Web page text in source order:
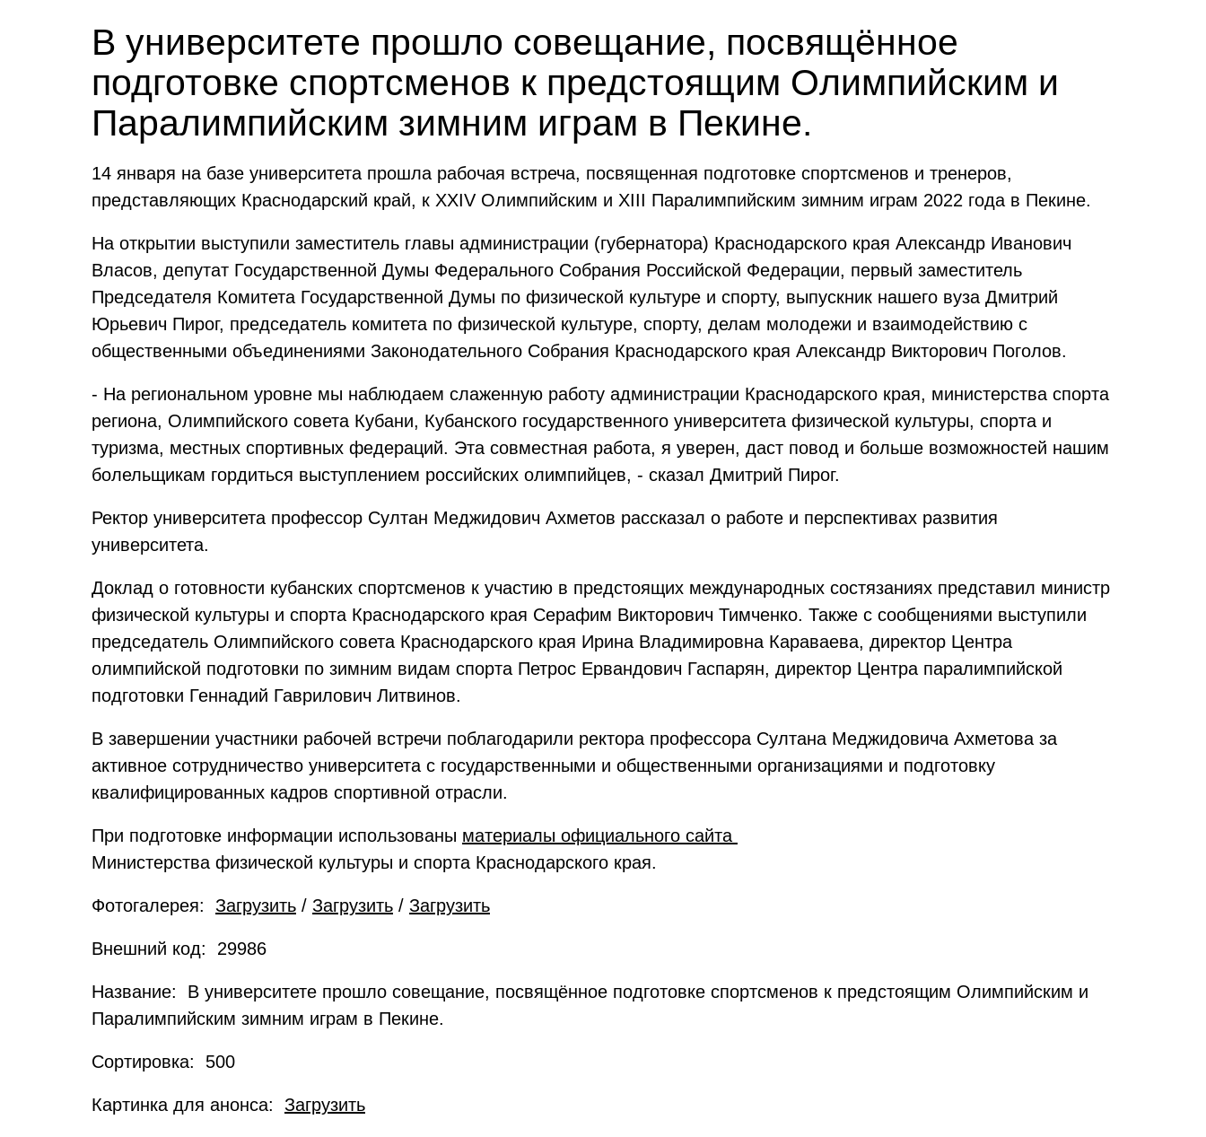
В университете прошло совещание, посвящённое
подготовке спортсменов к предстоящим Олимпийским и
Паралимпийским зимним играм в Пекине.
14 января на базе университета прошла рабочая встреча, посвященная подготовке спортсменов и тренеров,
представляющих Краснодарский край, к XXIV Олимпийским и XIII Паралимпийским зимним играм 2022 года в Пекине.
На открытии выступили заместитель главы администрации (губернатора) Краснодарского края Александр Иванович
Власов, депутат Государственной Думы Федерального Собрания Российской Федерации, первый заместитель
Председателя Комитета Государственной Думы по физической культуре и спорту, выпускник нашего вуза Дмитрий
Юрьевич Пирог, председатель комитета по физической культуре, спорту, делам молодежи и взаимодействию с
общественными объединениями Законодательного Собрания Краснодарского края Александр Викторович Поголов.
- На региональном уровне мы наблюдаем слаженную работу администрации Краснодарского края, министерства спорта
региона, Олимпийского совета Кубани, Кубанского государственного университета физической культуры, спорта и
туризма, местных спортивных федераций. Эта совместная работа, я уверен, даст повод и больше возможностей нашим
болельщикам гордиться выступлением российских олимпийцев, - сказал Дмитрий Пирог.
Ректор университета профессор Султан Меджидович Ахметов рассказал о работе и перспективах развития
университета.
Доклад о готовности кубанских спортсменов к участию в предстоящих международных состязаниях представил министр
физической культуры и спорта Краснодарского края Серафим Викторович Тимченко. Также с сообщениями выступили
председатель Олимпийского совета Краснодарского края Ирина Владимировна Караваева, директор Центра
олимпийской подготовки по зимним видам спорта Петрос Ервандович Гаспарян, директор Центра паралимпийской
подготовки Геннадий Гаврилович Литвинов.
В завершении участники рабочей встречи поблагодарили ректора профессора Султана Меджидовича Ахметова за
активное сотрудничество университета с государственными и общественными организациями и подготовку
квалифицированных кадров спортивной отрасли.
При подготовке информации использованы материалы официального сайта
Министерства физической культуры и спорта Краснодарского края.
Фотогалерея: Загрузить / Загрузить / Загрузить
Внешний код: 29986
Название: В университете прошло совещание, посвящённое подготовке спортсменов к предстоящим Олимпийским и
Паралимпийским зимним играм в Пекине.
Сортировка: 500
Картинка для анонса: Загрузить